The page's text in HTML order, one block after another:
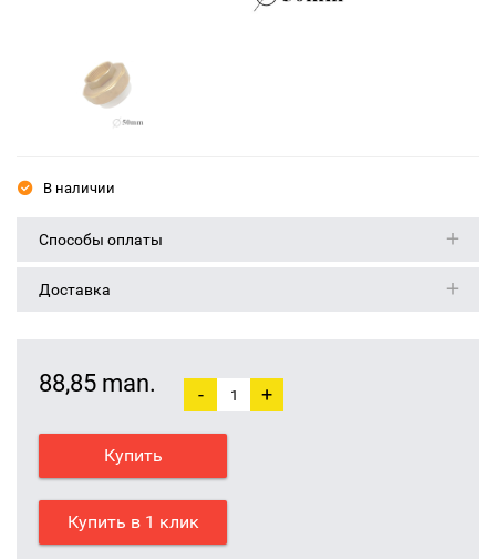
В наличии
Способы оплаты
Доставка
88,85 man. - +
Купить
Купить в 1 клик